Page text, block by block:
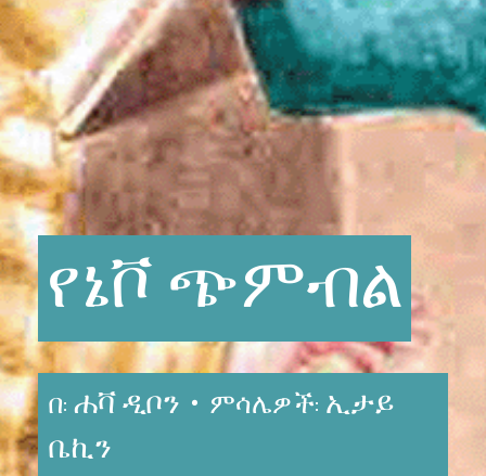
የኔቮ ጭምብል
በ: ሐቫ ዲቦን • ምሳሌዎች: ኢታይ
ቤኪን